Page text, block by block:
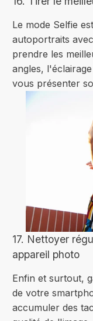
Le mode Selfie
autoportraits
prendre les
angles,
vous présenter
17. Nettoyer
appareil photo
Enfin et surtout,
de votre
accumuler des